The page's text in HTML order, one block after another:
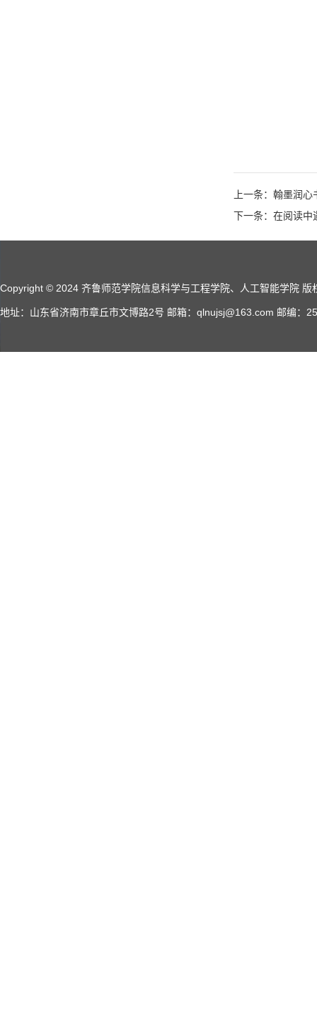
上一条：翰墨润
下一条：在阅读
Copyright © 2024 齐鲁师范学院信息科学与工程学院、人工智能学院 版
地址：山东省济南市章丘市文博路2号 邮箱：qlnujsj@163.com 邮编：